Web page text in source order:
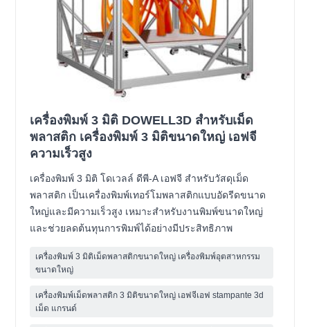
เครื่องพิมพ์ 3 มิติ DOWELL3D สำหรับเม็ด
พลาสติก เครื่องพิมพ์ 3 มิติขนาดใหญ่ เอฟจี
ความเร็วสูง
เครื่องพิมพ์ 3 มิติ โดเวลล์ ดีพี-A เอฟจี สำหรับวัสดุเม็ด
พลาสติก เป็นเครื่องพิมพ์เทอร์โมพลาสติกแบบอัดรีดขนาด
ใหญ่และมีความเร็วสูง เหมาะสำหรับงานพิมพ์ขนาดใหญ่
และช่วยลดต้นทุนการพิมพ์ได้อย่างมีประสิทธิภาพ
เครื่องพิมพ์ 3 มิติเม็ดพลาสติกขนาดใหญ่ เครื่องพิมพ์อุตสาหกรรม
ขนาดใหญ่
เครื่องพิมพ์เม็ดพลาสติก 3 มิติขนาดใหญ่ เอฟจีเอฟ stampante 3d
เม็ด แกรนด์